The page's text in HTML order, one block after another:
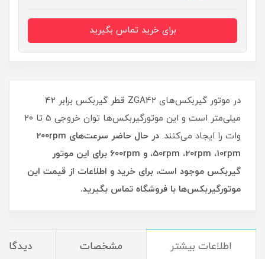
برای خرید تماس بگیرید
در موتور گیربکس‌های ZGA42 قطر گیربکس برابر 42
میلی‌متر است و این موتورگیربکس‌ها توان خروجی 5 تا 20
وات را ایجاد می‌کنند.
در حال حاضر سرعت‌های 200rpm
،50rpm ،20rpm ،10rpm و 600rpm برای این موتور
گیربکس موجود است، برای خرید و اطلاعات از قیمت این
موتورگیربکس‌ها با فروشگاه تماس بگیرید.
اطلاعات بیشتر مشخصات